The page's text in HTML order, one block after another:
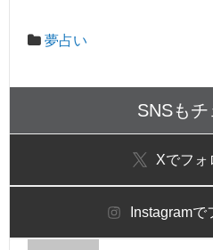
夢占い
SNSもチ
Xでフォ
Instagramで